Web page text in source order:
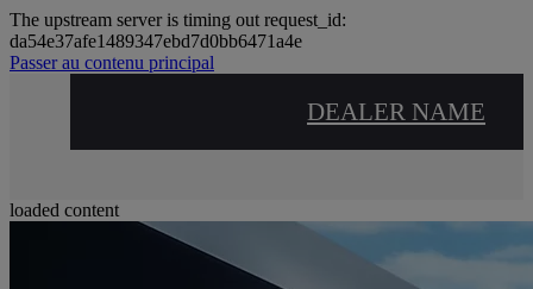
The upstream server is timing out request_id:
da54e37afe1489347ebd7d0bb6471a4e
Passer au contenu principal
DEALER NAME
loaded content